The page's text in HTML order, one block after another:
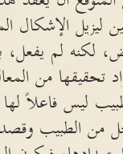
ليزيل الإشكال
لكنه لم يفعل،
تحقيقها من
ليس فاعلاً
من الطبيب